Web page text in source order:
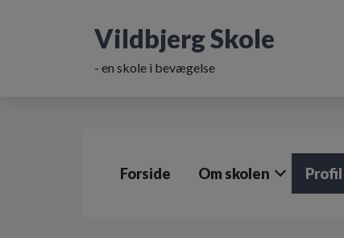
Vildbjerg Skole
- en skole i bevægelse
Forside Om skolen Profil